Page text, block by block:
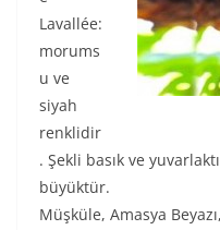
Lavallée:
morums
u ve
siyah
renklidir
. Şekli basık ve
büyüktür.
Müşküle, Amasya